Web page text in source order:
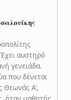
αυστηρό
γενειάδα.
που δένεται
Θεωνάς Α’,